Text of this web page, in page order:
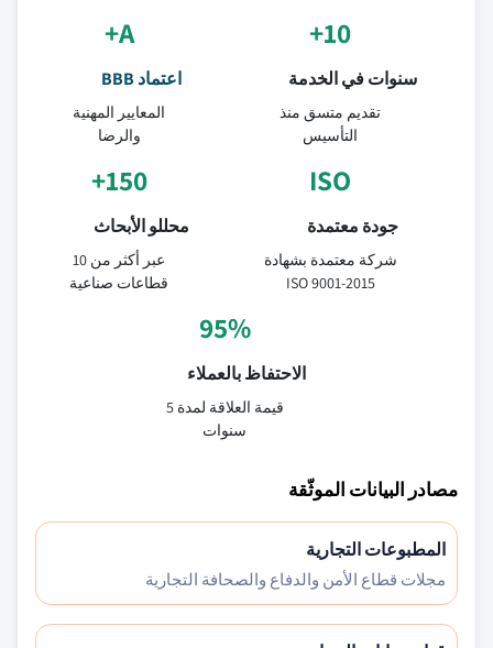
10+
سنوات في الخدمة
تقديم متسق منذ
التأسيس
A+
اعتماد BBB
المعايير المهنية
والرضا
ISO
جودة معتمدة
شركة معتمدة بشهادة
ISO 9001-2015
150+
محللو الأبحاث
عبر أكثر من 10
قطاعات صناعية
95%
الاحتفاظ بالعملاء
قيمة العلاقة لمدة 5
سنوات
مصادر البيانات الموثّقة
المطبوعات التجارية
مجلات قطاع الأمن والدفاع والصحافة التجارية